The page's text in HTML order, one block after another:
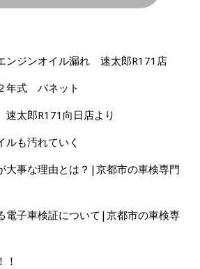
ジンオイル漏れ 速太郎R171店
年式 バネット
太郎R171向日店より
ルも汚れていく
大事な理由とは？|京都市の車検専門
電子車検証について|京都市の車検専
！